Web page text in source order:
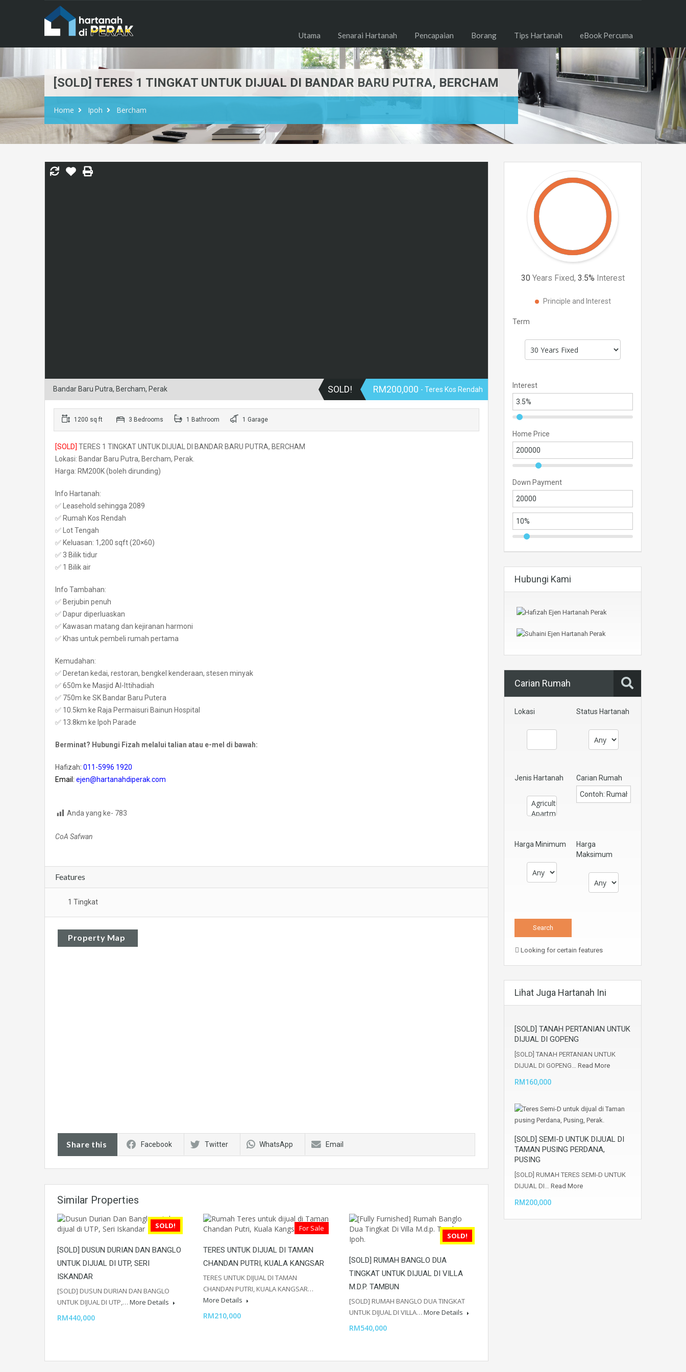
Utama Senarai Hartanah Pencapaian Borang Tips Hartanah eBook Percuma
[SOLD] TERES 1 TINGKAT UNTUK DIJUAL DI BANDAR BARU PUTRA, BERCHAM
Home Ipoh Bercham
Bandar Baru Putra, Bercham, Perak SOLD! RM200,000 - Teres Kos Rendah
1200 sq ft 3 Bedrooms 1 Bathroom 1 Garage
[SOLD] TERES 1 TINGKAT UNTUK DIJUAL DI BANDAR BARU PUTRA, BERCHAM
Lokasi: Bandar Baru Putra, Bercham, Perak.
Harga: RM200K (boleh dirunding)
Info Hartanah:
✅ Leasehold sehingga 2089
✅ Rumah Kos Rendah
✅ Lot Tengah
✅ Keluasan: 1,200 sqft (20×60)
✅ 3 Bilik tidur
✅ 1 Bilik air
Info Tambahan:
✅ Berjubin penuh
✅ Dapur diperluaskan
✅ Kawasan matang dan kejiranan harmoni
✅ Khas untuk pembeli rumah pertama
Kemudahan:
✅ Deretan kedai, restoran, bengkel kenderaan, stesen minyak
✅ 650m ke Masjid Al-Ittihadiah
✅ 750m ke SK Bandar Baru Putera
✅ 10.5km ke Raja Permaisuri Bainun Hospital
✅ 13.8km ke Ipoh Parade
Berminat? Hubungi Fizah melalui talian atau e-mel di bawah:
Hafizah: 011-5996 1920
Email: ejen@hartanahdiperak.com
Anda yang ke- 783
CoA Safwan
Features
1 Tingkat
Property Map
Share this Facebook Twitter WhatsApp Email
Similar Properties
SOLD!
[SOLD] DUSUN DURIAN DAN BANGLO
UNTUK DIJUAL DI UTP, SERI
ISKANDAR
[SOLD] DUSUN DURIAN DAN BANGLO
UNTUK DIJUAL DI UTP,… More Details
RM440,000
For Sale
TERES UNTUK DIJUAL DI TAMAN
CHANDAN PUTRI, KUALA KANGSAR
TERES UNTUK DIJUAL DI TAMAN
CHANDAN PUTRI, KUALA KANGSAR…
More Details
RM210,000
SOLD!
[SOLD] RUMAH BANGLO DUA
TINGKAT UNTUK DIJUAL DI VILLA
M.D.P. TAMBUN
[SOLD] RUMAH BANGLO DUA TINGKAT
UNTUK DIJUAL DI VILLA… More Details
RM540,000
30 Years Fixed, 3.5% Interest
Principle and Interest
Term
Interest
Home Price
Down Payment
Hubungi Kami
Carian Rumah
Lokasi Status Hartanah
Jenis Hartanah Carian Rumah
Harga Minimum
Harga
Maksimum
Looking for certain features
Lihat Juga Hartanah Ini
[SOLD] TANAH PERTANIAN UNTUK
DIJUAL DI GOPENG
[SOLD] TANAH PERTANIAN UNTUK
DIJUAL DI GOPENG… Read More
RM160,000
[SOLD] SEMI-D UNTUK DIJUAL DI
TAMAN PUSING PERDANA,
PUSING
[SOLD] RUMAH TERES SEMI-D UNTUK
DIJUAL DI… Read More
RM200,000